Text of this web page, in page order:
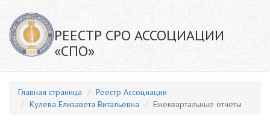
РЕЕСТР СРО АССОЦИАЦИИ
«СПО»
Главная страница
Реестр Ассоциации
Кулева Елизавета Витальевна
Ежеквартальные отчеты